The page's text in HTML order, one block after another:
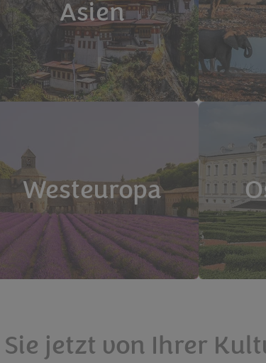
Asien
Westeuropa
jetzt von Ihrer